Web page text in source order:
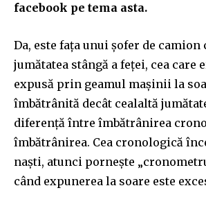
facebook pe tema asta.
Da, este fața unui șofer de camion
jumătatea stângă a feței, cea care
expusă prin geamul mașinii la
îmbătrânită decât cealaltă
diferență între îmbătrânirea
îmbătrânirea. Cea cronologică
naști, atunci pornește
când expunerea la soare este